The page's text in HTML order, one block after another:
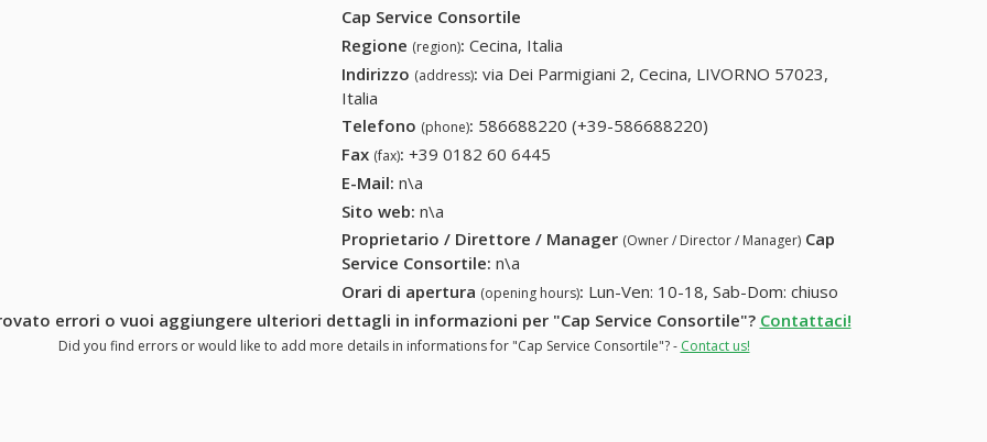
Cap Service Consortile
Regione (region): Cecina, Italia
Indirizzo (address): via Dei Parmigiani 2, Cecina, LIVORNO 57023,
Italia
Telefono (phone): 586688220 (+39-586688220)
Fax (fax): +39 0182 60 6445
E-Mail: n\a
Sito web: n\a
Proprietario / Direttore / Manager (Owner / Director / Manager) Cap
Service Consortile: n\a
Orari di apertura (opening hours): Lun-Ven: 10-18, Sab-Dom: chiuso
errori o vuoi aggiungere ulteriori dettagli in informazioni per "Cap Service Consortile"? Contattaci!
Did you find errors or would like to add more details in informations for "Cap Service Consortile"? - Contact us!